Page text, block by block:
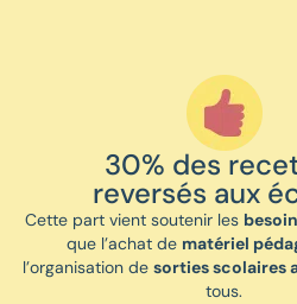
30% des
reversés aux
Cette part vient soutenir les
que l’achat de matériel
l’organisation desorties scolaires
tous.